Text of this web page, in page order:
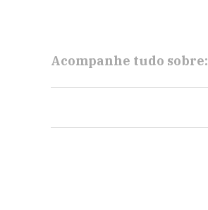
Acompanhe tudo sobre: